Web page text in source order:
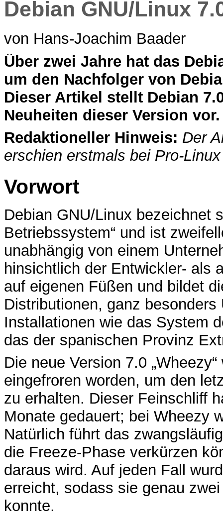
Debian GNU/Linux
von Hans-Joachim Baader
Ü ber zwei Jahre hat das
um den Nachfolger von
Dieser Artikel stellt Debian
Neuheiten dieser Version vor.
Redaktioneller Hinweis: Der
erschien erstmals bei Pro-
Vorwort
Debian GNU/Linux bezeichnet
Betriebssystem“ und ist
unabhängig von einem
hinsichtlich der Entwickler- als
auf eigenen Füßen und bildet
Distributionen, ganz
Installationen wie das System
das der spanischen Provinz
Die neue Version 7.0
eingefroren worden, um den
zu erhalten. Dieser Feinschliff
Monate gedauert; bei Wheezy
Natürlich führt das
die Freeze-Phase verkürzen
daraus wird. Auf jeden Fall
erreicht, sodass sie genau
konnte.